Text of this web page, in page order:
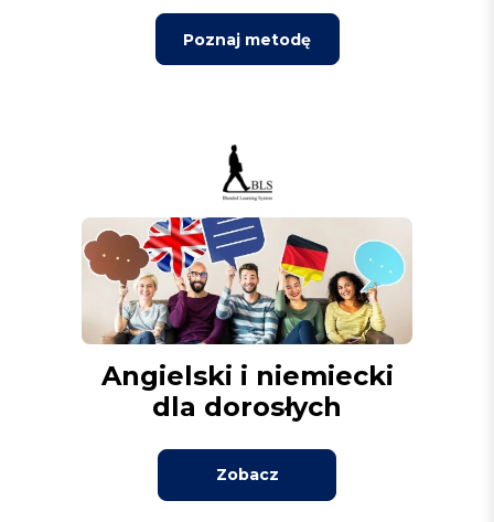
Poznaj metodę
Angielski i niemiecki
dla dorosłych
Zobacz